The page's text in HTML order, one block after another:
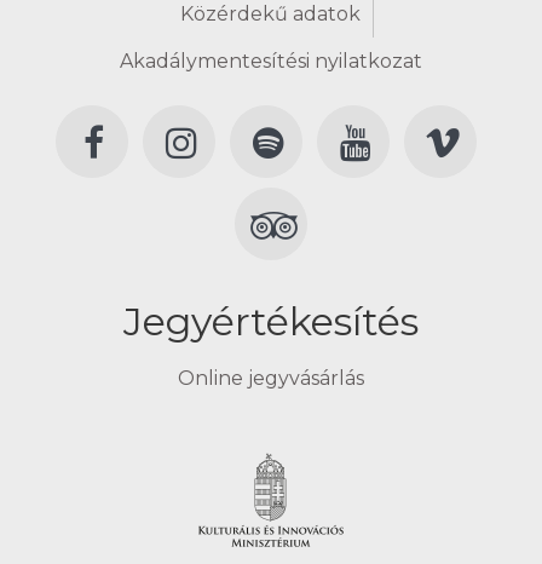
Közérdekű adatok
Akadálymentesítési nyilatkozat
Jegyértékesítés
Online jegyvásárlás